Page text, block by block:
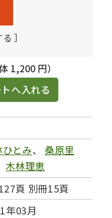
］
1,200 円）
へ入れる
とみ、 桑原里
木林理恵
頁 別冊15頁
年03月